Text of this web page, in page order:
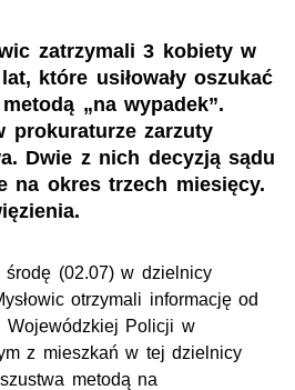
zatrzymali 3 kobiety w
które usiłowały oszukać
„na wypadek”.
prokuraturze zarzuty
Dwie z nich decyzją sądu
na okres trzech miesięcy.
środę (02.07) w dzielnicy
otrzymali informację od
Wojewódzkiej Policji w
z mieszkań w tej dzielnicy
metodą na